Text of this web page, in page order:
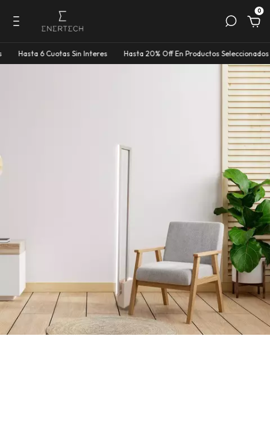
0
6 Cuotas Sin Interes Hasta 20% Off En Productos Seleccionados